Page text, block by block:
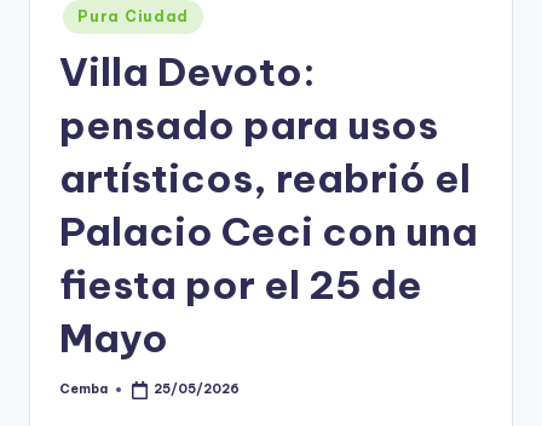
Posted
in
Pura Ciudad
Villa Devoto:
pensado para usos
artísticos, reabrió el
Palacio Ceci con una
fiesta por el 25 de
Mayo
Posted
Cemba 25/05/2026